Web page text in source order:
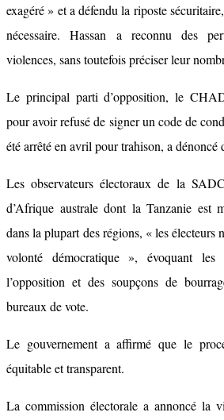
exagéré » et a défendu la riposte
nécessaire. Hassan a reconnu des
violences, sans toutefois préciser leur
Le principal parti d’opposition, le
pour avoir refusé de signer un code de
été arrêté en avril pour trahison, a dénoncé
Les observateurs électoraux de la
d’Afrique australe dont la Tanzanie est
dans la plupart des régions, « les électeurs
volonté démocratique », évoquant les
l’opposition et des soupçons de
bureaux de vote.
Le gouvernement a affirmé que le
équitable et transparent.
La commission électorale a annoncé la